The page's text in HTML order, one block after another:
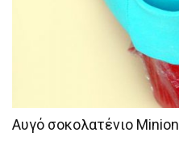
Αυγό σοκολατένιο Minion